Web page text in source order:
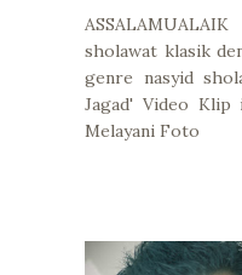
sholawat klasik
genre nasyid
Jagad' Video
Melayani Foto